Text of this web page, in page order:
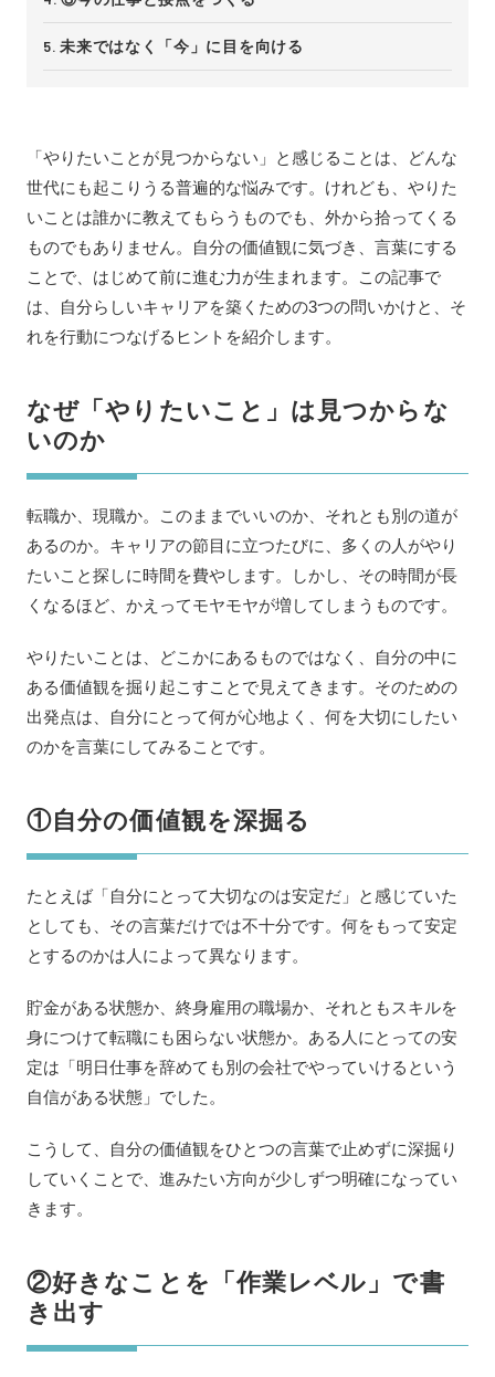
未来ではなく「今」に目を向ける
「やりたいことが見つからない」と感じることは、どんな
世代にも起こりうる普遍的な悩みです。けれども、やりた
いことは誰かに教えてもらうものでも、外から拾ってくる
ものでもありません。自分の価値観に気づき、言葉にする
ことで、はじめて前に進む力が生まれます。この記事で
は、自分らしいキャリアを築くための3つの問いかけと、そ
れを行動につなげるヒントを紹介します。
なぜ「やりたいこと」は見つからな
いのか
転職か、現職か。このままでいいのか、それとも別の道が
あるのか。キャリアの節目に立つたびに、多くの人がやり
たいこと探しに時間を費やします。しかし、その時間が長
くなるほど、かえってモヤモヤが増してしまうものです。
やりたいことは、どこかにあるものではなく、自分の中に
ある価値観を掘り起こすことで見えてきます。そのための
出発点は、自分にとって何が心地よく、何を大切にしたい
のかを言葉にしてみることです。
①自分の価値観を深掘る
たとえば「自分にとって大切なのは安定だ」と感じていた
としても、その言葉だけでは不十分です。何をもって安定
とするのかは人によって異なります。
貯金がある状態か、終身雇用の職場か、それともスキルを
身につけて転職にも困らない状態か。ある人にとっての安
定は「明日仕事を辞めても別の会社でやっていけるという
自信がある状態」でした。
こうして、自分の価値観をひとつの言葉で止めずに深掘り
していくことで、進みたい方向が少しずつ明確になってい
きます。
②好きなことを「作業レベル」で書
き出す